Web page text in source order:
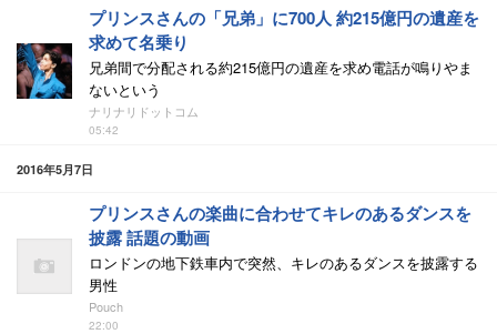
プリンスさんの「兄弟」に700人 約215億円の遺産を
求めて名乗り
兄弟間で分配される約215億円の遺産を求め電話が鳴りやま
ないという
ナリナリドットコム
05:42
2016年5月7日
プリンスさんの楽曲に合わせてキレのあるダンスを
披露 話題の動画
ロンドンの地下鉄車内で突然、キレのあるダンスを披露する
男性
Pouch
22:00